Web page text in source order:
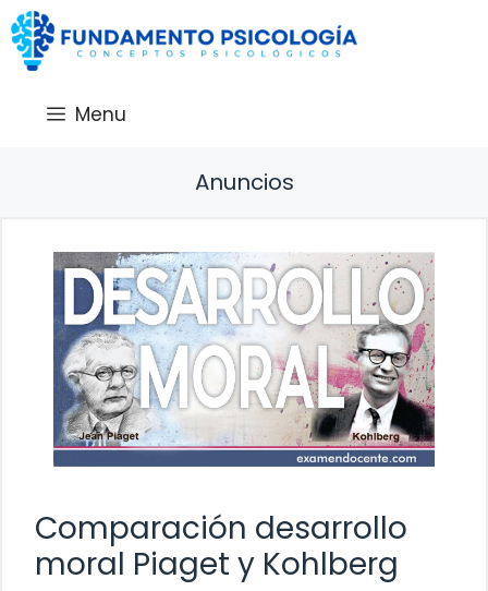
Saltar
al
contenido
Menu
Anuncios
Comparación desarrollo
moral Piaget y Kohlberg